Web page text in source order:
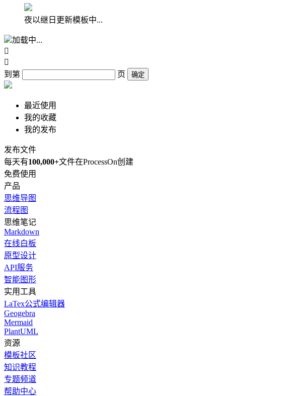
夜以继日更新模板中...
加载中...


到第
页 确定
最近使用
我的收藏
我的发布
发布文件
每天有100,000+文件在ProcessOn创建
免费使用
产品
思维导图
流程图
思维笔记
Markdown
在线白板
原型设计
API服务
智能图形
实用工具
LaTex公式编辑器
Geogebra
Mermaid
PlantUML
资源
模板社区
知识教程
专题频道
帮助中心